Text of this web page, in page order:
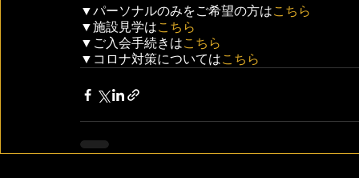
▼パーソナルのみをご希望の方はこちら
▼施設見学はこちら
▼ご入会手続きはこちら
▼コロナ対策についてはこちら